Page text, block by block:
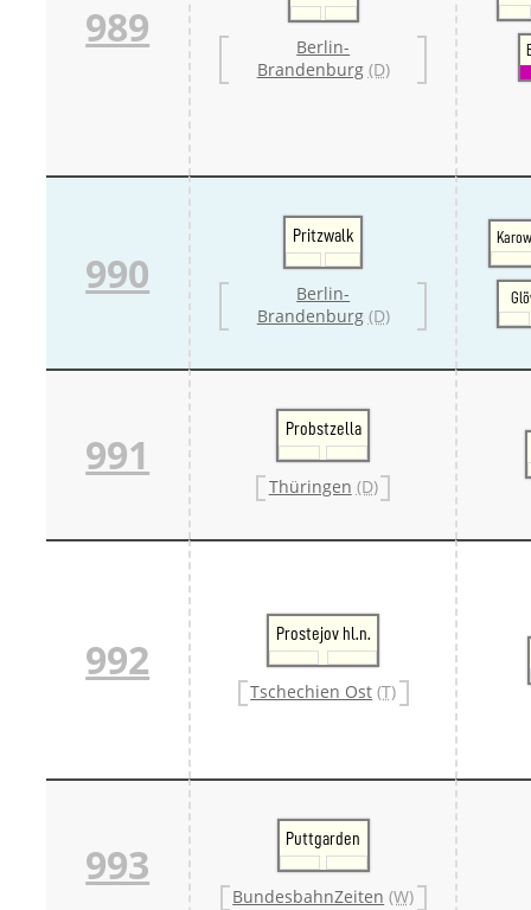
989
Berlin-
Brandenburg (D)
990
Pritzwalk
Berlin-
Brandenburg (D)
991
Probstzella
Thüringen (D)
992
Prostejov hl.n.
Tschechien Ost (T)
993
Puttgarden
BundesbahnZeiten (W)